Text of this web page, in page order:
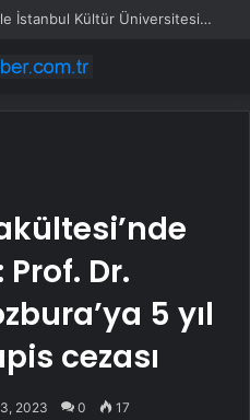
Küçükçekmece Belediyesi ile İstanbul Kültür Üniversitesi Arasında Sinema Alanında İş Birliği
Dr.
5 yıl
cezası
2023 0 17